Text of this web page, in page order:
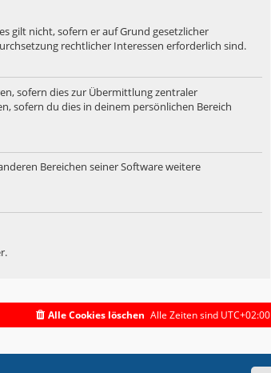
gilt nicht, sofern er auf Grund gesetzlicher
rechtlicher Interessen erforderlich sind.
sofern dies zur Übermittlung zentraler
sofern du dies in deinem persönlichen Bereich
Bereichen seiner Software weitere
Alle Zeiten sind UTC+02:00
Alle Cookies löschen